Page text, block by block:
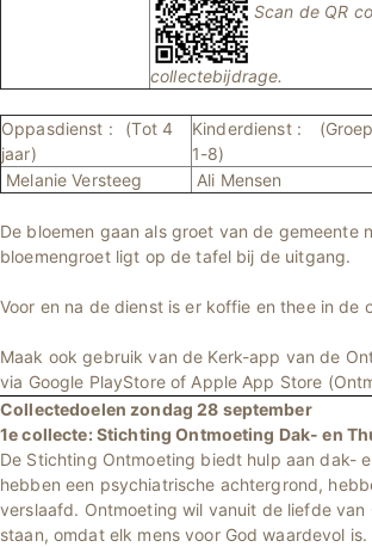
Scan de QR
collectebijdrage.
Oppasdienst :
(Tot 4
jaar)
Kinderdienst :
(Groep
1-8)
Melanie Versteeg
Ali Mensen
De bloemen gaan als groet van de gemeente
bloemengroet ligt op de tafel bij de uitgang.
Voor en na de dienst is er koffie en thee in de
Maak ook gebruik van de Kerk-app van de
via Google PlayStore of Apple App Store
Collectedoelen zondag 28 september
1e collecte: Stichting Ontmoeting Dak- en
De Stichting Ontmoeting biedt hulp aan dak-
hebben een psychiatrische achtergrond,
verslaafd. Ontmoeting wil vanuit de liefde van
staan, omdat elk mens voor God waardevol